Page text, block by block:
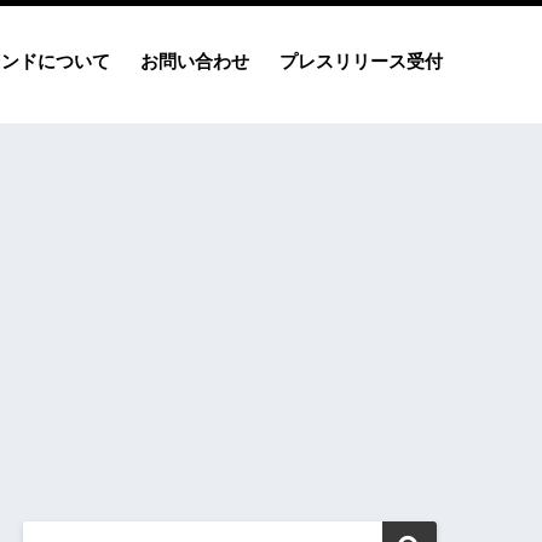
ドについて お問い合わせ プレスリリース受付